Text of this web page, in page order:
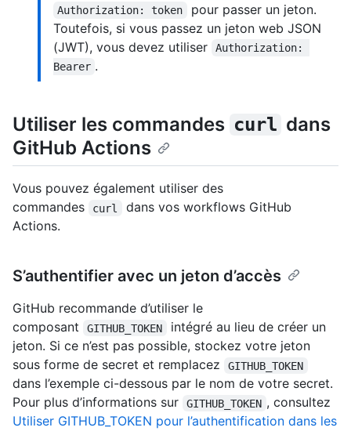
Authorization: token
pour passer un jeton.
Toutefois, si vous passez un jeton web JSON
(JWT), vous devez utiliser
Authorization:
Bearer .
Utiliser les commandes curl dans
GitHub Actions
Vous pouvez également utiliser des
commandes
curl
dans vos workflows GitHub
Actions.
S’authentifier avec un jeton d’accès
GitHub recommande d’utiliser le
composant
GITHUB_TOKEN
intégré au lieu de créer un
jeton. Si ce n’est pas possible, stockez votre jeton
sous forme de secret et remplacez
GITHUB_TOKEN
dans l’exemple ci-dessous par le nom de votre secret.
Pour plus d’informations sur
GITHUB_TOKEN , consultez
Utiliser GITHUB_TOKEN pour l’authentification dans les